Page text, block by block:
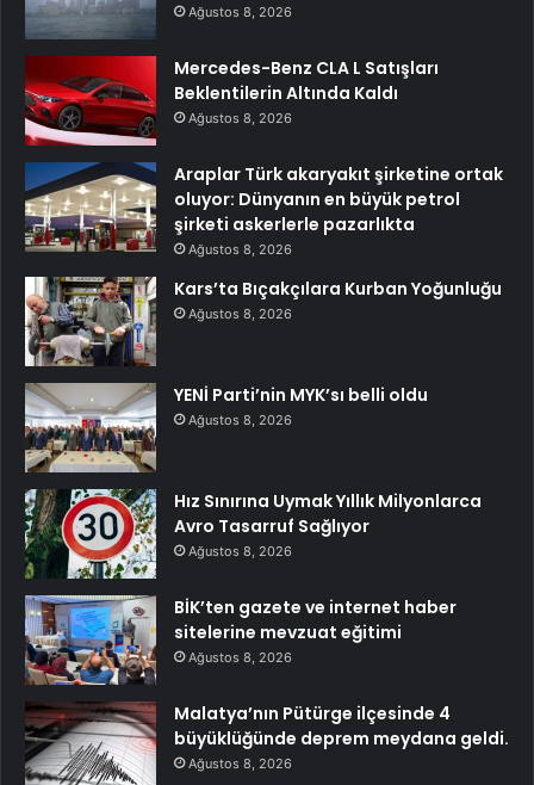
Ağustos 8, 2026
Mercedes-Benz CLA L Satışları
Beklentilerin Altında Kaldı
Ağustos 8, 2026
Araplar Türk akaryakıt şirketine ortak
oluyor: Dünyanın en büyük petrol
şirketi askerlerle pazarlıkta
Ağustos 8, 2026
Kars’ta Bıçakçılara Kurban Yoğunluğu
Ağustos 8, 2026
YENİ Parti’nin MYK’sı belli oldu
Ağustos 8, 2026
Hız Sınırına Uymak Yıllık Milyonlarca
Avro Tasarruf Sağlıyor
Ağustos 8, 2026
BİK’ten gazete ve internet haber
sitelerine mevzuat eğitimi
Ağustos 8, 2026
Malatya’nın Pütürge ilçesinde 4
büyüklüğünde deprem meydana geldi.
Ağustos 8, 2026